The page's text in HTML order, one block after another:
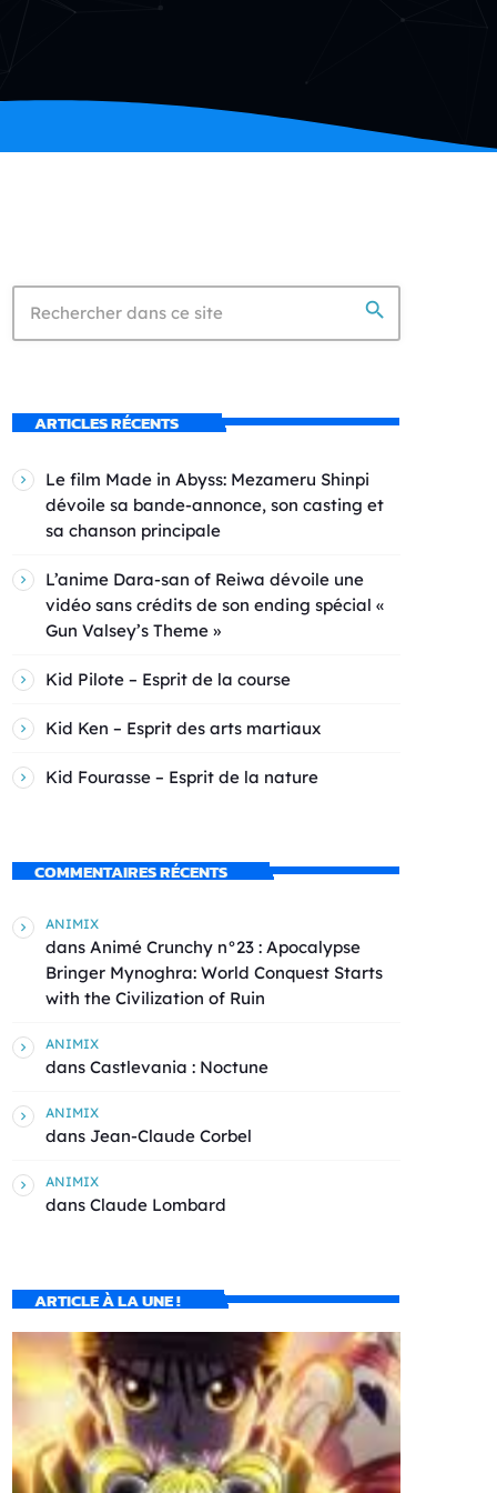
search
ARTICLES RÉCENTS
Le film Made in Abyss: Mezameru Shinpi
dévoile sa bande-annonce, son casting et
sa chanson principale
L’anime Dara-san of Reiwa dévoile une
vidéo sans crédits de son ending spécial «
Gun Valsey’s Theme »
Kid Pilote – Esprit de la course
Kid Ken – Esprit des arts martiaux
Kid Fourasse – Esprit de la nature
COMMENTAIRES RÉCENTS
ANIMIX
dans Animé Crunchy n°23 : Apocalypse
Bringer Mynoghra: World Conquest Starts
with the Civilization of Ruin
ANIMIX
dans Castlevania : Noctune
ANIMIX
dans Jean-Claude Corbel
ANIMIX
dans Claude Lombard
ARTICLE À LA UNE !